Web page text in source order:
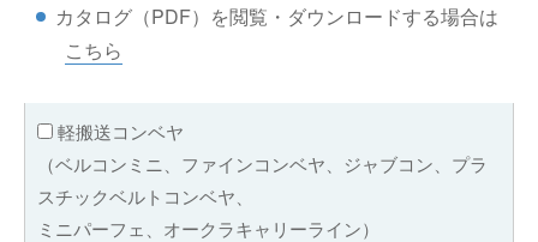
パレタイズ・デパレタイズシステム
バーチカル装置（垂直搬送機）
周辺機器
事業紹介
オークラの取組み
オークラ育英財団
プライバシーポリシー
サイトポリシー
カタログ（PDF）を閲覧・ダウンロードする場合は
こちら
軽搬送コンベヤ
（ベルコンミニ、ファインコンベヤ、ジャブコン、プラ
スチックベルトコンベヤ、
ミニパーフェ、オークラキャリーライン）